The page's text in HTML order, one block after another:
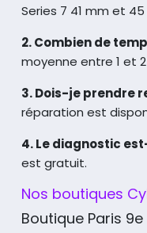
Series 7 41 mm et 45
2. Combien de
moyenne entre 1 et
3. Dois-je prendre
réparation est
4. Le diagnostic
est gratuit.
Nos boutiques
Boutique Paris 9e